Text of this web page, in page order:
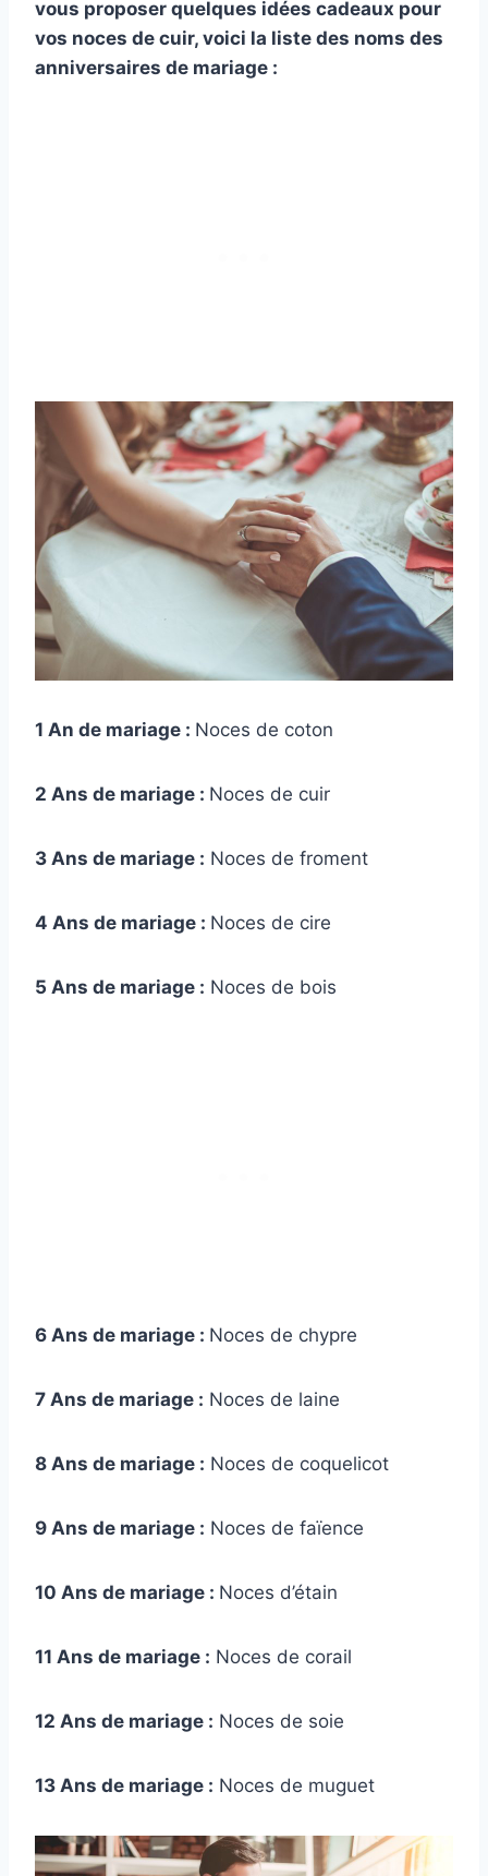
vous proposer quelques idées cadeaux pour
vos noces de cuir, voici la liste des noms des
anniversaires de mariage :
1 An de mariage : Noces de coton
2 Ans de mariage : Noces de cuir
3 Ans de mariage : Noces de froment
4 Ans de mariage : Noces de cire
5 Ans de mariage : Noces de bois
6 Ans de mariage : Noces de chypre
7 Ans de mariage : Noces de laine
8 Ans de mariage : Noces de coquelicot
9 Ans de mariage : Noces de faïence
10 Ans de mariage : Noces d’étain
11 Ans de mariage : Noces de corail
12 Ans de mariage : Noces de soie
13 Ans de mariage : Noces de muguet